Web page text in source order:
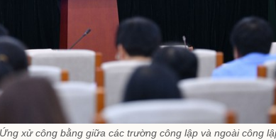
xử công bằng giữa các trường công lập và ngoài công